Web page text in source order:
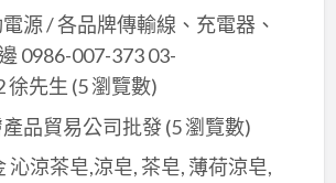
源 / 各品牌傳輸線、充電器、
0986-007-373 03-
徐先生 (5 瀏覽數)
品貿易公司批發(5 瀏覽數)
沁涼茶皂,涼皂, 茶皂, 薄荷涼皂,